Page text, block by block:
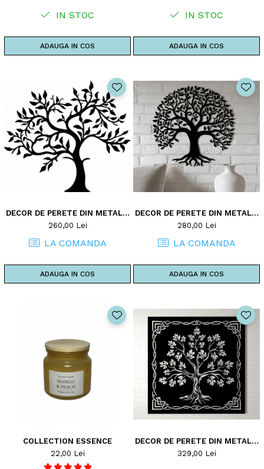
IN STOC
ADAUGA IN COS
IN STOC
ADAUGA IN COS
DECOR DE PERETE DIN METAL -
POMUL VIETII - MODEL TREE2
260,00 Lei
LA COMANDA
ADAUGA IN COS
DECOR DE PERETE DIN METAL -
POMUL VIETII - MODEL TREE3
280,00 Lei
LA COMANDA
ADAUGA IN COS
COLLECTION ESSENCE
22,00 Lei
DECOR DE PERETE DIN METAL -
POMUL VIETII - MODEL TREE5
329,00 Lei